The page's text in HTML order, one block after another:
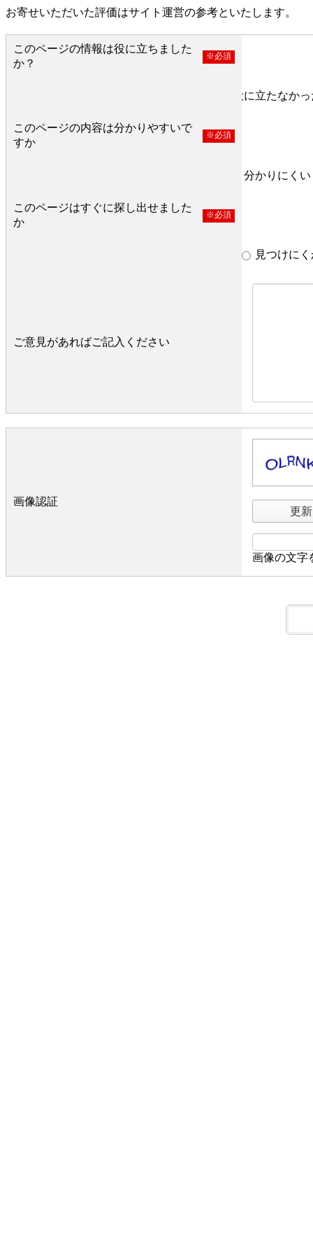
お寄せいただいた評価はサイト運営の参考といたします。
このページの情報は役に立ちました
か？
※必須
役に立たなか
このページの内容は分かりやすいで
すか
※必須
分かりにくい
このページはすぐに探し出せました
か
※必須
見つけに
ご意見があればご記入ください
画像認証
更新
画像の文字